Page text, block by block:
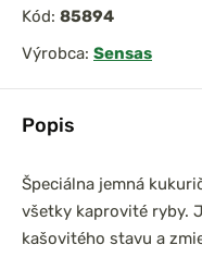
Popis
Špeciálna jemná
všetky kaprovité ryby.
kašovitého stavu a
Kód: 85894
Výrobca: Sensas